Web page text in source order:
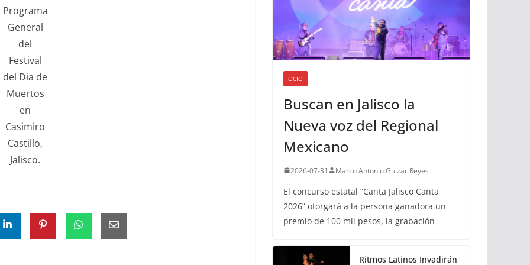
Programa
General
del
Festival
del Dia de
Muertos
en
Casimiro
Castillo,
Jalisco.
OCIO
Buscan en Jalisco la
Nueva voz del Regional
Mexicano
2026-07-31 Marco Antonio Guizar Reyes
El concurso estatal “Canta Jalisco Canta
2026” otorgará a la persona ganadora un
premio de 100 mil pesos, la grabación
Ritmos Latinos Invadirán